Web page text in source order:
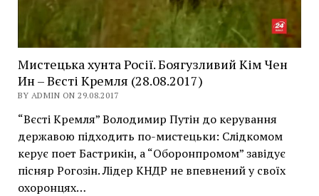
Мистецька хунта Росії. Боягузливий Кім Чен
Ин – Вєсті Кремля (28.08.2017)
BY ADMIN ON 29.08.2017
“Вєсті Кремля” Володимир Путін до керування
державою підходить по-мистецьки: Слідкомом
керує поет Бастрикін, а “Оборонпромом” завідує
пісняр Рогозін. Лідер КНДР не впевнений у своїх
охоронцях…